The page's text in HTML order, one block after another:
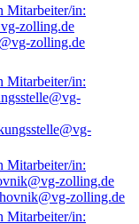
zolling.de
zolling.de